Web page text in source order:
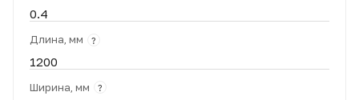
0.4
Длина, мм ?
1200
Ширина, мм ?